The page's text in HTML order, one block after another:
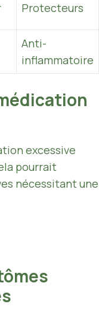
Protecteurs
Anti-
inflammatoire
excessive
pourrait
nécessitant une